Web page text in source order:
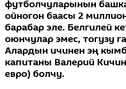
футболчуларынын
ойногон баасы 2
барабар эле. Белгилей
оюнчулар эмес, тогузу
Алардын ичинен эң
капитаны Валерий
евро) болчу.